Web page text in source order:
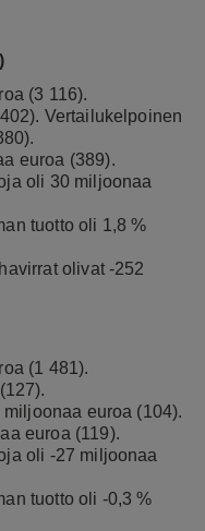
(3 116).
Vertailukelpoinen
euroa (389).
oli 30 miljoonaa
tuotto oli 1,8 %
olivat -252
(1 481).
euroa (104).
euroa (119).
oli -27 miljoonaa
tuotto oli -0,3 %